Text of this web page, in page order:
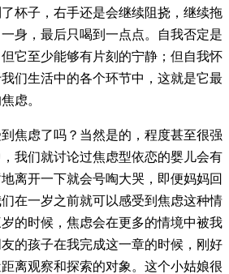
杯子，右手还是会继续阻挠，继续拖
身，最后只喝到一点点。自我否定是
它至少能够有片刻的宁静；但自我怀
们生活中的各个环节中，这就是它最
虑。
焦虑了吗？当然是的，程度甚至很强
我们就讨论过焦虑型依恋的婴儿会有
离开一下就会号啕大哭，即便妈妈回
在一岁之前就可以感受到焦虑这种情
的时候，焦虑会在更多的情境中被我
的孩子在我完成这一章的时候，刚好
离观察和探索的对象。这个小姑娘很